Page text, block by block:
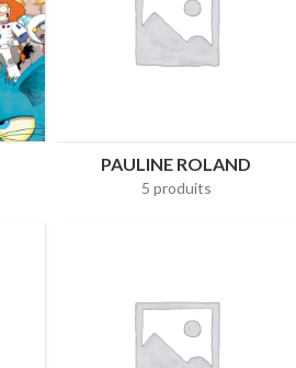
PAULINE ROLAND
5 produits